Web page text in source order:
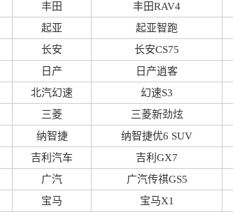
丰田 丰田RAV4
起亚 起亚智跑
长安 长安CS75
日产 日产逍客
北汽幻速 幻速S3
三菱 三菱新劲炫
纳智捷 纳智捷优6 SUV
吉利汽车 吉利GX7
广汽 广汽传祺GS5
宝马 宝马X1